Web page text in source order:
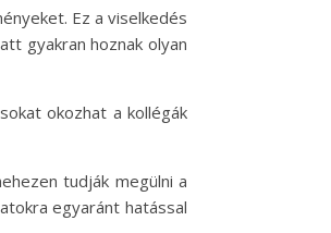
Ez a viselkedés
gyakran hoznak olyan
okozhat a kollégák
tudják megülni a
egyaránt hatással